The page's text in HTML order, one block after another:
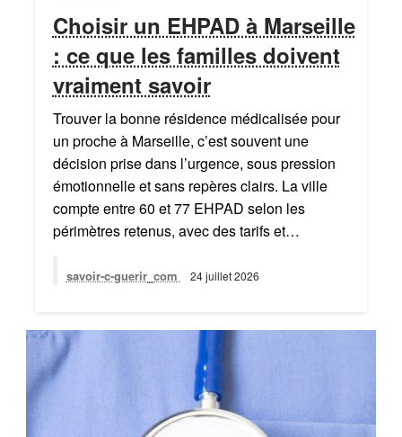
Choisir un EHPAD à Marseille
: ce que les familles doivent
vraiment savoir
Trouver la bonne résidence médicalisée pour
un proche à Marseille, c’est souvent une
décision prise dans l’urgence, sous pression
émotionnelle et sans repères clairs. La ville
compte entre 60 et 77 EHPAD selon les
périmètres retenus, avec des tarifs et…
savoir-c-guerir_com 24 juillet 2026